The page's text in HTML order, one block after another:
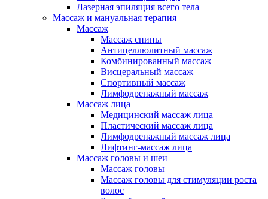
Лазерная эпиляция всего тела
Массаж и мануальная терапия
Массаж
Массаж спины
Антицеллюлитный массаж
Комбинированный массаж
Висцеральный массаж
Спортивный массаж
Лимфодренажный массаж
Массаж лица
Медицинский массаж лица
Пластический массаж лица
Лимфодренажный массаж лица
Лифтинг-массаж лица
Массаж головы и шеи
Массаж головы
Массаж головы для стимуляции роста
волос